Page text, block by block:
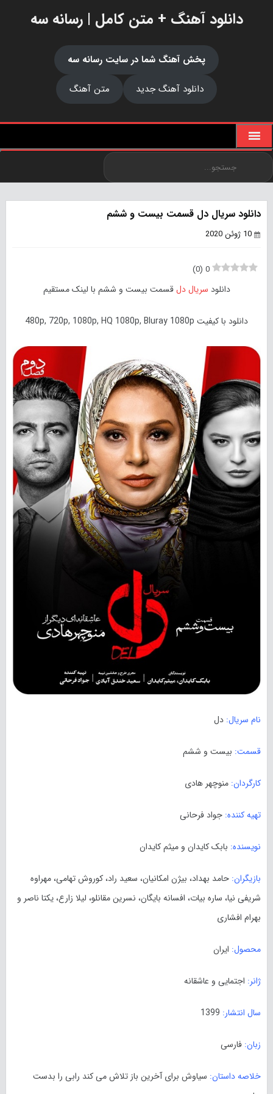
دانلود آهنگ + متن کامل | رسانه سه
پخش آهنگ شما در سایت رسانه سه
دانلود آهنگ جدید
متن آهنگ
دانلود سریال دل قسمت بیست و ششم
10 ژوئن 2020
0
(
0
)
دانلود سریال دلقسمت بیست و ششم با لینک مستقیم
دانلود با کیفیت 480p, 720p, 1080p, HQ 1080p, Bluray 1080p
نام سریال: دل
قسمت: بیست و ششم
کارگردان: منوچهر هادی
تهیه کننده: جواد فرحانی
نویسنده: بابک کایدان و میثم کایدان
بازیگران: حامد بهداد، بیژن امکانیان، سعید راد، کوروش تهامی، مهراوه
شریفی نیا، ساره بیات، افسانه بایگان، نسرین مقانلو، لیلا زارع، یکتا ناصر و
بهرام افشاری
محصول: ایران
ژانر: اجتمایی و عاشقانه
سال انتشار:
زبان: فارسی
خلاصه داستان: سیاوش برای آخرین باز تلاش می کند رابی را بدست